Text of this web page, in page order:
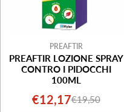
PREAFTIR
PREAFTIR LOZIONE SPRAY
CONTRO I PIDOCCHI
100ML
Prezzo
€12,17Prezzo
€19,50